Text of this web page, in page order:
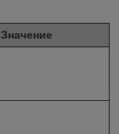
Значение